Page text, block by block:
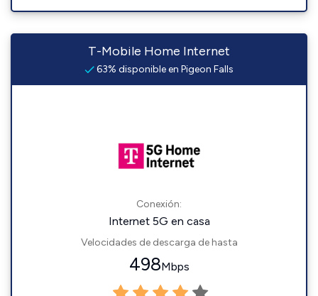
T-Mobile Home Internet
63% disponible en Pigeon Falls
Conexión:
Internet 5G en casa
Velocidades de descarga de hasta
498Mbps